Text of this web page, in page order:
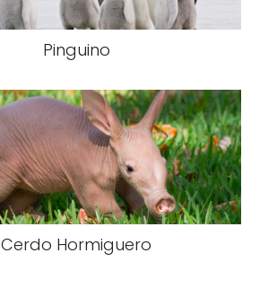
Pinguino
Cerdo Hormiguero